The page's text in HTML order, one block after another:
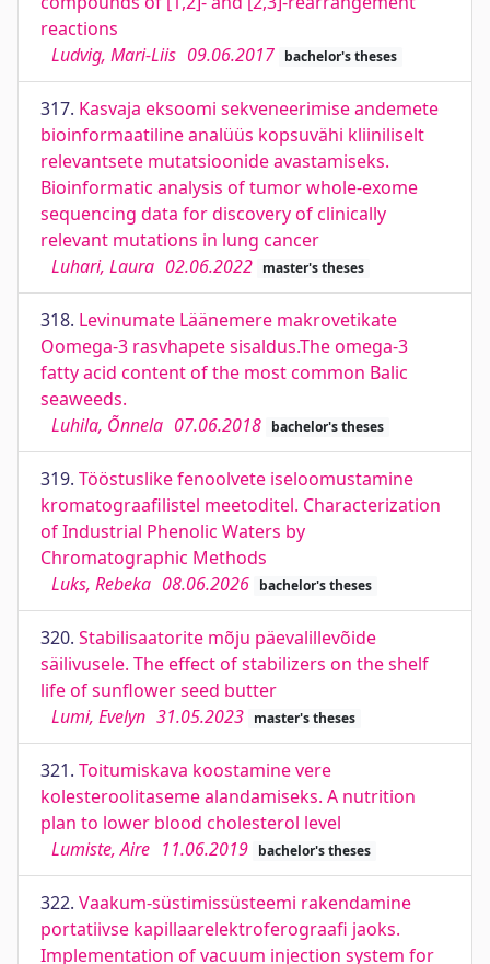
reactions
Ludvig, Mari-Liis 09.06.2017 bachelor's theses
317. Kasvaja eksoomi sekveneerimise andemete
bioinformaatiline analüüs kopsuvähi kliiniliselt
relevantsete mutatsioonide avastamiseks.
Bioinformatic analysis of tumor whole-exome
sequencing data for discovery of clinically
relevant mutations in lung cancer
Luhari, Laura 02.06.2022 master's theses
318. Levinumate Läänemere makrovetikate
Oomega-3 rasvhapete sisaldus.The omega-3
fatty acid content of the most common Balic
seaweeds.
Luhila, Õnnela 07.06.2018 bachelor's theses
319. Tööstuslike fenoolvete iseloomustamine
kromatograafilistel meetoditel. Characterization
of Industrial Phenolic Waters by
Chromatographic Methods
Luks, Rebeka 08.06.2026 bachelor's theses
320. Stabilisaatorite mõju päevalillevõide
säilivusele. The effect of stabilizers on the shelf
life of sunflower seed butter
Lumi, Evelyn 31.05.2023 master's theses
321. Toitumiskava koostamine vere
kolesteroolitaseme alandamiseks. A nutrition
plan to lower blood cholesterol level
Lumiste, Aire 11.06.2019 bachelor's theses
322. Vaakum-süstimissüsteemi rakendamine
portatiivse kapillaarelektroferograafi jaoks.
Implementation of vacuum injection system for